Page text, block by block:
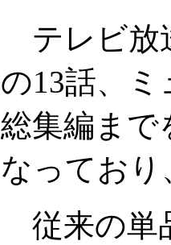
テレビ放
の13話、
総集編まで
なっており
従来の単